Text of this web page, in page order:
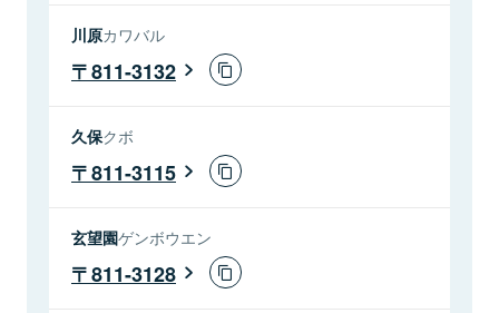
川原カワバル
811-3132
久保クボ
811-3115
玄望園ゲンボウエン
811-3128